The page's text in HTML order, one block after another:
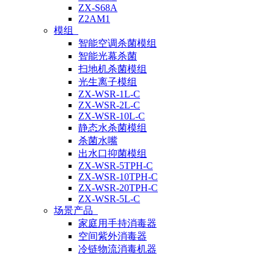
ZX-S68A
Z2AM1
模组
智能空调杀菌模组
智能光幕杀菌
扫地机杀菌模组
光生离子模组
ZX-WSR-1L-C
ZX-WSR-2L-C
ZX-WSR-10L-C
静态水杀菌模组
杀菌水嘴
出水口抑菌模组
ZX-WSR-5TPH-C
ZX-WSR-10TPH-C
ZX-WSR-20TPH-C
ZX-WSR-5L-C
场景产品
家庭用手持消毒器
空间紫外消毒器
冷链物流消毒机器